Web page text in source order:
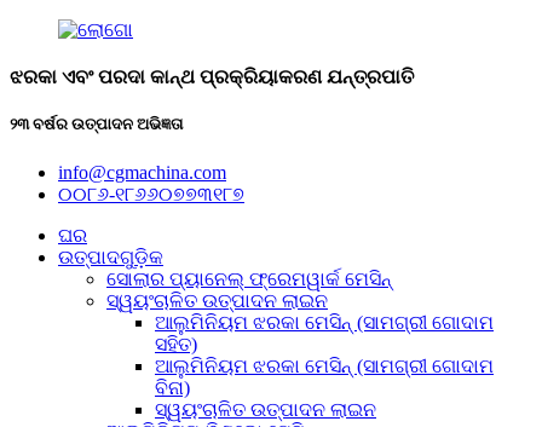
ଝରକା ଏବଂ ପରଦା କାନ୍ଥ ପ୍ରକ୍ରିୟାକରଣ ଯନ୍ତ୍ରପାତି
୨୩ ବର୍ଷର ଉତ୍ପାଦନ ଅଭିଜ୍ଞତା
info@cgmachina.com
୦୦୮୬-୧୮୬୬୦୭୭୩୧୮୭
ଘର
ଉତ୍ପାଦଗୁଡ଼ିକ
ସୋଲାର ପ୍ୟାନେଲ୍ ଫ୍ରେମୱାର୍କ ମେସିନ୍
ସ୍ୱୟଂଚାଳିତ ଉତ୍ପାଦନ ଲାଇନ
ଆଲୁମିନିୟମ ଝରକା ମେସିନ୍ (ସାମଗ୍ରୀ ଗୋଦାମ
ସହିତ)
ଆଲୁମିନିୟମ ଝରକା ମେସିନ୍ (ସାମଗ୍ରୀ ଗୋଦାମ
ବିନା)
ସ୍ୱୟଂଚାଳିତ ଉତ୍ପାଦନ ଲାଇନ